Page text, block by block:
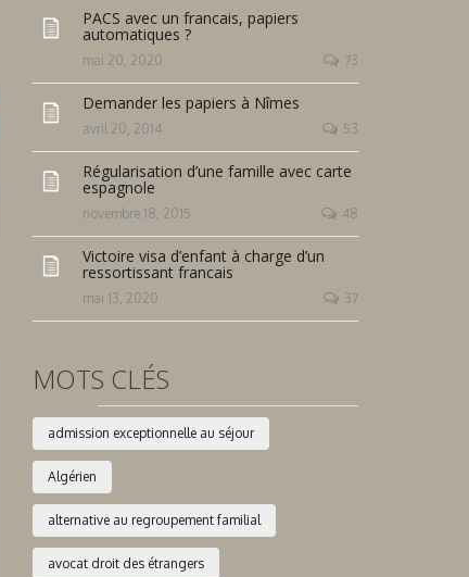
PACS avec un francais, papiers
automatiques ?
mai 20, 2020 73
Demander les papiers à Nîmes
avril 20, 2014 53
Régularisation d’une famille avec carte
espagnole
novembre 18, 2015 48
Victoire visa d’enfant à charge d’un
ressortissant francais
mai 13, 2020 37
MOTS CLÉS
admission exceptionnelle au séjour
Algérien
alternative au regroupement familial
avocat droit des étrangers